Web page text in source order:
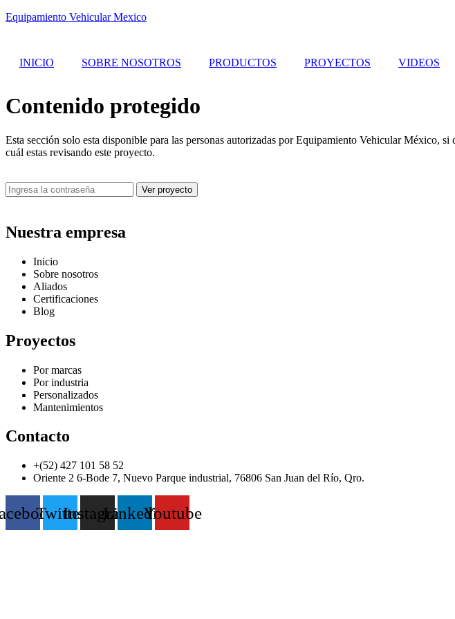
Equipamiento Vehicular Mexico
INICIO SOBRE NOSOTROS PRODUCTOS PROYECTOS VIDEOS
Contenido protegido
Esta sección solo esta disponible para las personas autorizadas por Equipamiento Vehicular México,
cuál estas revisando este proyecto.
Nuestra empresa
Inicio
Sobre nosotros
Aliados
Certificaciones
Blog
Proyectos
Por marcas
Por industria
Personalizados
Mantenimientos
Contacto
+(52) 427 101 58 52
Oriente 2 6-Bode 7, Nuevo Parque industrial, 76806 San Juan del Río, Qro.
TwitterInstagramLinkedinYoutube